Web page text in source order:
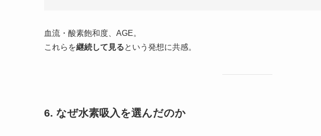
血流・酸素飽和度、AGE。
これらを継続して見るという発想に共感。
6. なぜ水素吸入を選んだのか